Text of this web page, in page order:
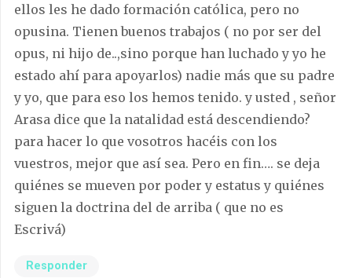
ellos les he dado formación católica, pero no
opusina. Tienen buenos trabajos ( no por ser del
opus, ni hijo de..,sino porque han luchado y yo he
estado ahí para apoyarlos) nadie más que su padre
y yo, que para eso los hemos tenido. y usted , señor
Arasa dice que la natalidad está descendiendo?
para hacer lo que vosotros hacéis con los
vuestros, mejor que así sea. Pero en fin…. se deja
quiénes se mueven por poder y estatus y quiénes
siguen la doctrina del de arriba ( que no es
Escrivá)
Responder